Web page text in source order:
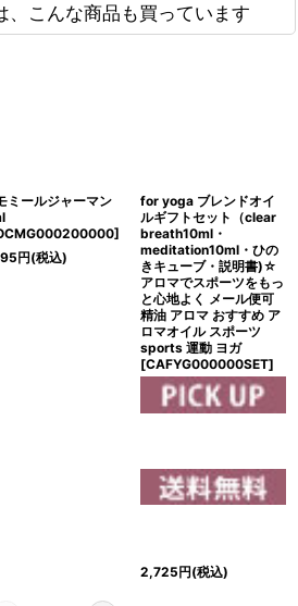
、こんな商品も買っています
ミールジャーマン
]
円(税込)
for yoga ブレンドオイ
ルギフトセット（clear
breath10ml・
meditation10ml・ひの
きキューブ・説明書)☆
アロマでスポーツをもっ
と心地よく メール便可
精油 アロマ おすすめ ア
ロマオイル スポーツ
sports 運動 ヨガ
[CAFYG000000SET]
2,725円(税込)